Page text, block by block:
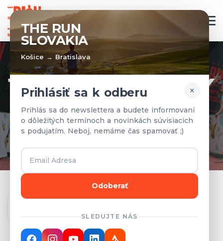
THE RUN
SLOVAKIA
Košice → Bratislava
×
Prihlásiť sa k odberu
Prihlás sa do newslettera a budete informovaní
o dôležitých termínoch a novinkách súvisiacich
s podujatím. Neboj, nemáme čas spamovať ;)
Odoberať
SLEDUJTE NÁS
TÍMY A VÝSLEDKY
Prihlásené tímy a výsledky z
predchádzajúcich rokov.